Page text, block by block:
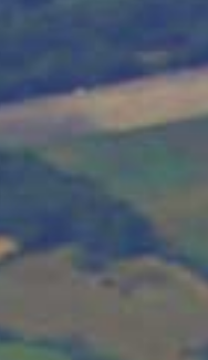
///
8
Lire la Suite